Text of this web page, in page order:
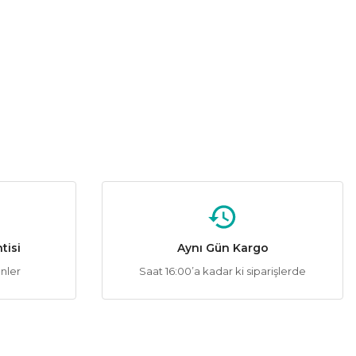
Aynı Gün Kargo
Saat 16:00’a kadar ki siparişlerde